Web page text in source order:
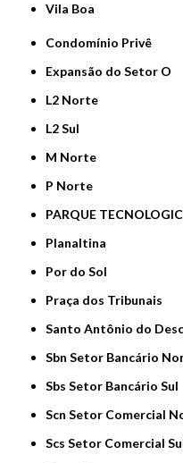
Vila Boa
Condomínio Privê
Expansão do Setor O
L2 Norte
L2 Sul
M Norte
P Norte
PARQUE
Planaltina
Por do Sol
Praça dos Tribunais
Santo Antônio do
Sbn Setor Bancário
Sbs Setor Bancário Sul
Scn Setor Comercial
Scs Setor Comercial